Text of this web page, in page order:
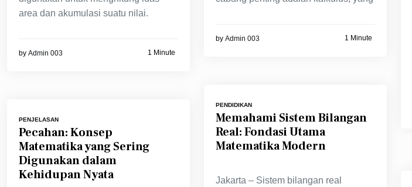
by Admin 003 1 Minute
area dan akumulasi suatu nilai.
by Admin 003 1 Minute
PENDIDIKAN
Memahami Sistem Bilangan
Real: Fondasi Utama
Matematika Modern
Jakarta – Sistem bilangan real
PENJELASAN
Pecahan: Konsep
Matematika yang Sering
Digunakan dalam
Kehidupan Nyata